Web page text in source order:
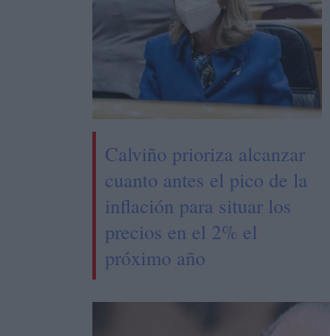
Calviño prioriza alcanzar
cuanto antes el pico de la
inflación para situar los
precios en el 2% el
próximo año